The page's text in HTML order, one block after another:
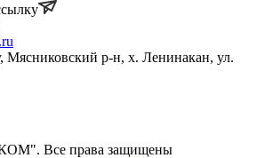
Мясниковский р-н, х. Ленинакан, ул.
Все права защищены